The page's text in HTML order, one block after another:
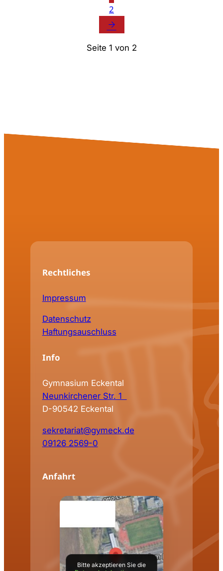
2
arrow_forward
Seite 1 von 2
Rechtliches
Impressum
Datenschutz
Haftungsauschluss
Info
Gymnasium Eckental
Neunkirchener Str. 1
D-90542 Eckental
sekretariat@gymeck.de
09126 2569-0
Anfahrt
Bitte akzeptieren Sie die